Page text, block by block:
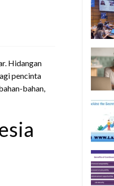
Hidangan
pencinta
bahan,